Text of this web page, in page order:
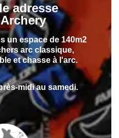
adresse
un espace de 140m2
arc classique,
et chasse à l'arc.
midi au samedi.